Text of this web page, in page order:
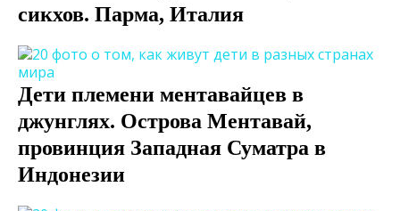
сикхов. Парма, Италия
Дети племени ментавайцев в
джунглях. Острова Ментавай,
провинция Западная Суматра в
Индонезии